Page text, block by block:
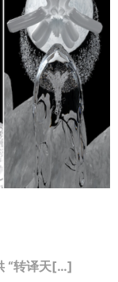
“转译天[…]